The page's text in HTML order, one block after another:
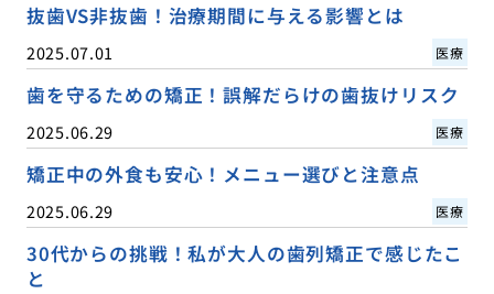
抜歯VS非抜歯！治療期間に与える影響とは
2025.07.01 医療
歯を守るための矯正！誤解だらけの歯抜けリスク
2025.06.29 医療
矯正中の外食も安心！メニュー選びと注意点
2025.06.29 医療
30代からの挑戦！私が大人の歯列矯正で感じたこ
と